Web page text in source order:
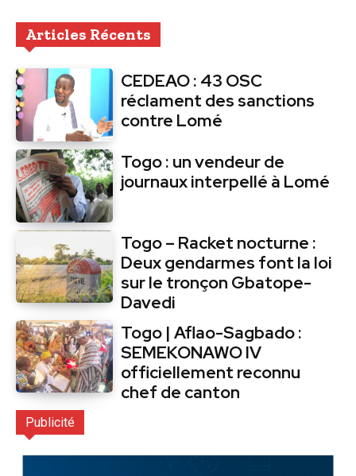
Articles Récents
CEDEAO : 43 OSC
réclament des sanctions
contre Lomé
Togo : un vendeur de
journaux interpellé à Lomé
Togo – Racket nocturne :
Deux gendarmes font la loi
sur le tronçon Gbatope-
Davedi
Togo | Aflao-Sagbado :
SEMEKONAWO IV
officiellement reconnu
chef de canton
Publicité